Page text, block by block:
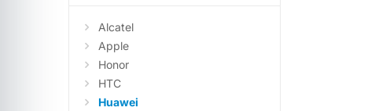
Alcatel
Apple
Honor
HTC
Huawei